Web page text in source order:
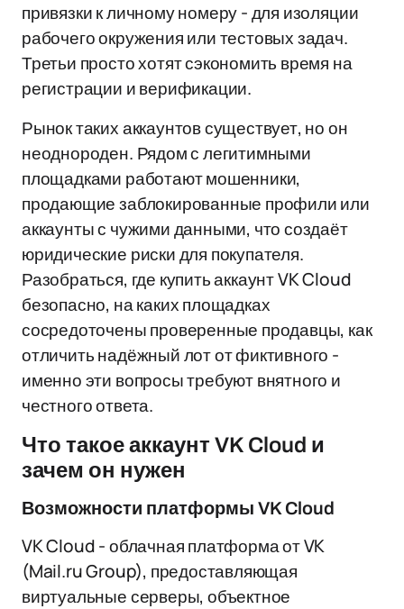
привязки к личному номеру - для изоляции
рабочего окружения или тестовых задач.
Третьи просто хотят сэкономить время на
регистрации и верификации.
Рынок таких аккаунтов существует, но он
неоднороден. Рядом с легитимными
площадками работают мошенники,
продающие заблокированные профили или
аккаунты с чужими данными, что создаёт
юридические риски для покупателя.
Разобраться, где купить аккаунт VK Cloud
безопасно, на каких площадках
сосредоточены проверенные продавцы, как
отличить надёжный лот от фиктивного -
именно эти вопросы требуют внятного и
честного ответа.
Что такое аккаунт VK Cloud и
зачем он нужен
Возможности платформы VK Cloud
VK Cloud - облачная платформа от VK
(Mail.ru Group), предоставляющая
виртуальные серверы, объектное